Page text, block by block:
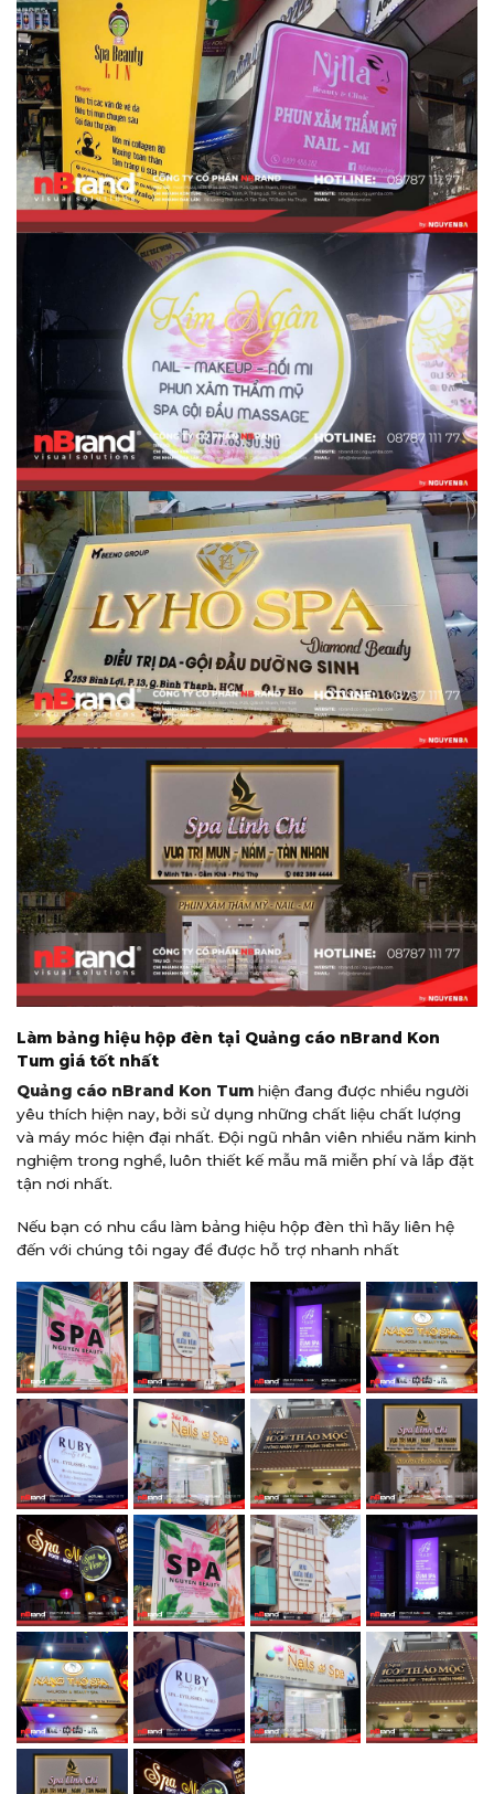
Làm bảng hiệu hộp đèn tại Quảng cáo nBrand Kon
Tum giá tốt nhất
Quảng cáo nBrand Kon Tum hiện đang được nhiều người
yêu thích hiện nay, bởi sử dụng những chất liệu chất lượng
và máy móc hiện đại nhất. Đội ngũ nhân viên nhiều năm kinh
nghiệm trong nghề, luôn thiết kế mẫu mã miễn phí và lắp đặt
tận nơi nhất.
Nếu bạn có nhu cầu làm bảng hiệu hộp đèn thì hãy liên hệ
đến với chúng tôi ngay để được hỗ trợ nhanh nhất